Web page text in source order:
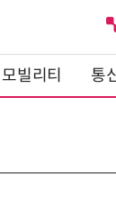
모빌리티 통